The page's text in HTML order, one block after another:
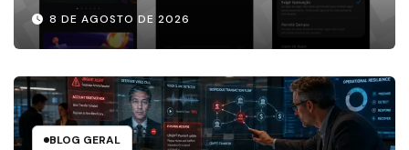
8 DE AGOSTO DE 2026
BLOG GERAL